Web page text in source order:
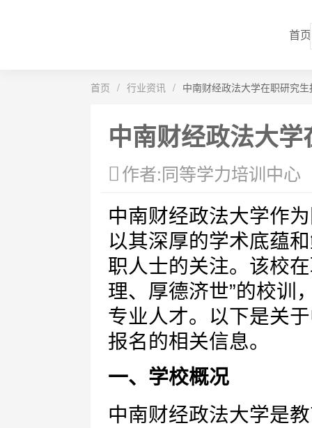
首页
首页 / 行业资讯 / 中南财经政法大学在职研究生
中南财经政法大
作者:同等学力培训中心
中南财经政法大学作
以其深厚的学术底蕴
职人士的关注。该校
理、厚德济世”的校训
专业人才。以下是关
报名的相关信息。
一、学校概况
中南财经政法大学是